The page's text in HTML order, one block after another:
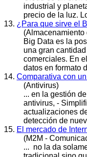
industrial y
precio de la luz.
13. ¿Para que sirve el
(Almacenamiento
Big Data es la
una gran
comerciales. En
datos en formato
14. Comparativa con
(Antivirus)
... en la gestión
antivirus, -
actualizaciones
detección de
15. El mercado de
(M2M -
... no la da